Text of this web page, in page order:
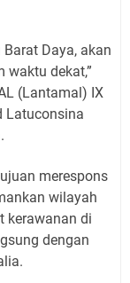
Daya, akan
waktu dekat,”
(Lantamal) IX
Latuconsina
merespons
wilayah
kerawanan di
dengan